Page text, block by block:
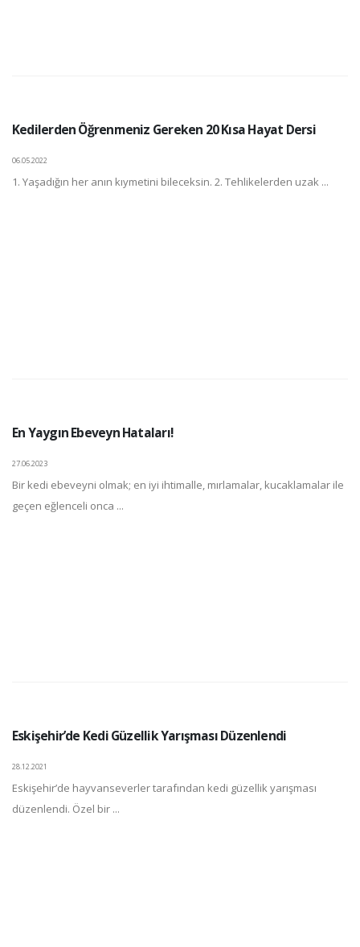
Kedilerden Öğrenmeniz Gereken 20 Kısa Hayat Dersi
06.05.2022
1. Yaşadığın her anın kıymetini bileceksin. 2. Tehlikelerden uzak ...
En Yaygın Ebeveyn Hataları!
27.06.2023
Bir kedi ebeveyni olmak; en iyi ihtimalle, mırlamalar, kucaklamalar ile
geçen eğlenceli onca ...
Eskişehir’de Kedi Güzellik Yarışması Düzenlendi
28.12.2021
Eskişehir’de hayvanseverler tarafından kedi güzellik yarışması
düzenlendi. Özel bir ...